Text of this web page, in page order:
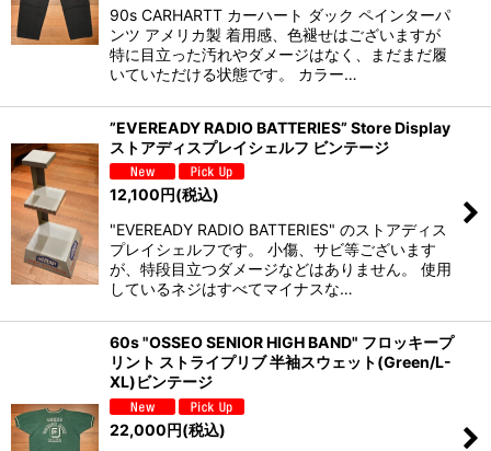
90s CARHARTT カーハート ダック ペインターパ
ンツ アメリカ製 着用感、色褪せはございますが
特に目立った汚れやダメージはなく、まだまだ履
いていただける状態です。 カラー…
”EVEREADY RADIO BATTERIES” Store Display
ストアディスプレイシェルフ ビンテージ
12,100円(税込)
"EVEREADY RADIO BATTERIES" のストアディス
プレイシェルフです。 小傷、サビ等ございます
が、特段目立つダメージなどはありません。 使用
しているネジはすべてマイナスな…
60s "OSSEO SENIOR HIGH BAND" フロッキープ
リント ストライプリブ 半袖スウェット(Green/L-
XL)ビンテージ
22,000円(税込)